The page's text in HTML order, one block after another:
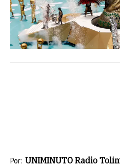
Por: UNIMINUTO Radio